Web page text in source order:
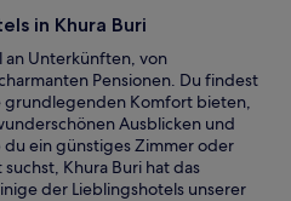
in Khura Buri
an Unterkünften, von
Pensionen. Du findest
Komfort bieten,
Ausblicken und
ein günstiges Zimmer oder
Khura Buri hat das
der Lieblingshotels unserer